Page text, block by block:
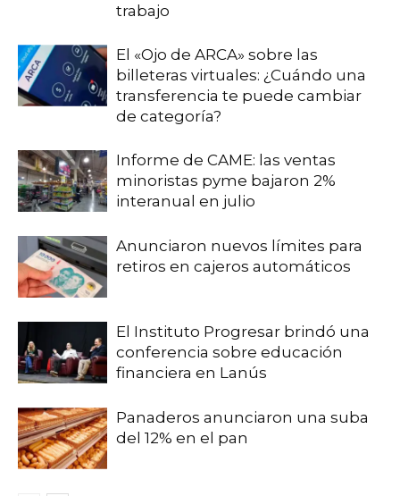
trabajo
El «Ojo de ARCA» sobre las
billeteras virtuales: ¿Cuándo una
transferencia te puede cambiar
de categoría?
Informe de CAME: las ventas
minoristas pyme bajaron 2%
interanual en julio
Anunciaron nuevos límites para
retiros en cajeros automáticos
El Instituto Progresar brindó una
conferencia sobre educación
financiera en Lanús
Panaderos anunciaron una suba
del 12% en el pan